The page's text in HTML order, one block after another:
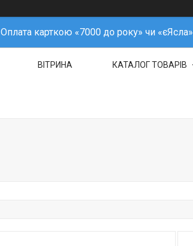
Оплата карткою «7000 до року» чи «єЯсла»
ВІТРИНА КАТАЛОГ ТОВАРІВ